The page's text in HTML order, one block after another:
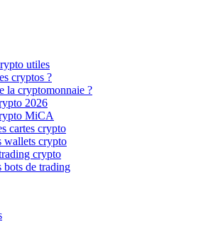
utiles
cryptos ?
la cryptomonnaie ?
2026
MiCA
cartes crypto
wallets crypto
crypto
bots de trading